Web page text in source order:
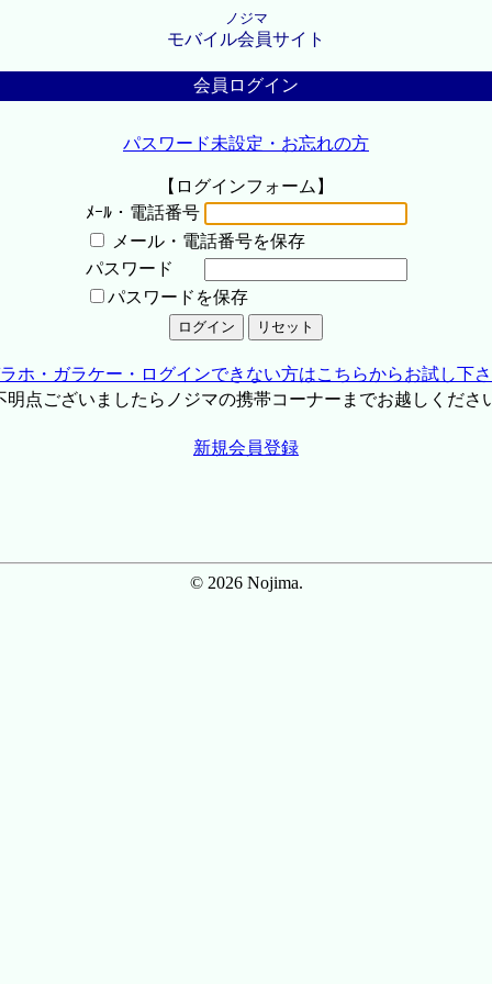
ノジマ
モバイル会員サイト
会員ログイン
パスワード未設定・お忘れの方
【ログインフォーム】
ﾒｰﾙ・電話番号
メール・電話番号を保存
パスワード
パスワードを保存
ホ・ガラケー・ログインできない方はこちらからお試し下
点ございましたらノジマの携帯コーナーまでお越しくださ
新規会員登録
© 2026 Nojima.